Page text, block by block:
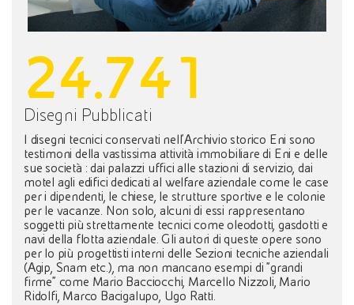
24.741
Disegni Pubblicati
I disegni tecnici conservati nell'Archivio storico Eni sono
testimoni della vastissima attività immobiliare di Eni e delle
sue società : dai palazzi uffici alle stazioni di servizio, dai
motel agli edifici dedicati al welfare aziendale come le case
per i dipendenti, le chiese, le strutture sportive e le colonie
per le vacanze. Non solo, alcuni di essi rappresentano
soggetti più strettamente tecnici come oleodotti, gasdotti e
navi della flotta aziendale. Gli autori di queste opere sono
per lo più progettisti interni delle Sezioni tecniche aziendali
(Agip, Snam etc.), ma non mancano esempi di "grandi
firme" come Mario Bacciocchi, Marcello Nizzoli, Mario
Ridolfi, Marco Bacigalupo, Ugo Ratti.